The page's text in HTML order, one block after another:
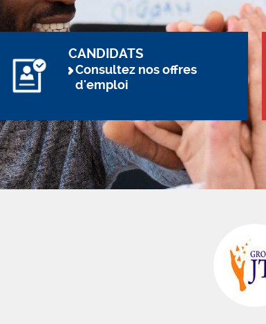
CANDIDATS
Consultez nos offres
d'emploi